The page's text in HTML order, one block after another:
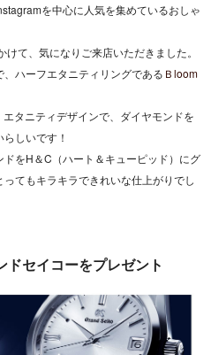
を中心に人気を集めているおしゃ
て、気になりご来店いただきました。
ハーフエタニティリングである Ｂloom
タニティデザインで、ダイヤモンドを
しいです！
をH＆C（ハート＆キューピッド）にグ
てもキラキラできれいな仕上がりでし
セイコーをプレゼント